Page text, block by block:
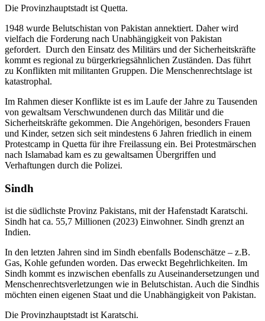
Die Provinzhauptstadt ist Quetta.
1948 wurde Belutschistan von Pakistan annektiert. Daher wird
vielfach die Forderung nach Unabhängigkeit von Pakistan
gefordert. Durch den Einsatz des Militärs und der Sicherheitskräfte
kommt es regional zu bürgerkriegsähnlichen Zuständen. Das führt
zu Konflikten mit militanten Gruppen. Die Menschenrechtslage ist
katastrophal.
Im Rahmen dieser Konflikte ist es im Laufe der Jahre zu Tausenden
von gewaltsam Verschwundenen durch das Militär und die
Sicherheitskräfte gekommen. Die Angehörigen, besonders Frauen
und Kinder, setzen sich seit mindestens 6 Jahren friedlich in einem
Protestcamp in Quetta für ihre Freilassung ein. Bei Protestmärschen
nach Islamabad kam es zu gewaltsamen Übergriffen und
Verhaftungen durch die Polizei.
Sindh
ist die südlichste Provinz Pakistans, mit der Hafenstadt Karatschi.
Sindh hat ca. 55,7 Millionen (2023) Einwohner. Sindh grenzt an
Indien.
In den letzten Jahren sind im Sindh ebenfalls Bodenschätze – z.B.
Gas, Kohle gefunden worden. Das erweckt Begehrlichkeiten. Im
Sindh kommt es inzwischen ebenfalls zu Auseinandersetzungen und
Menschenrechtsverletzungen wie in Belutschistan. Auch die Sindhis
möchten einen eigenen Staat und die Unabhängigkeit von Pakistan.
Die Provinzhauptstadt ist Karatschi.